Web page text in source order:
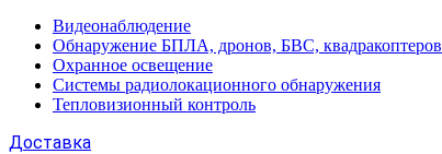
Видеонаблюдение
Обнаружение БПЛА, дронов, БВС, квадракоптеров
Охранное освещение
Системы радиолокационного обнаружения
Тепловизионный контроль
Доставка